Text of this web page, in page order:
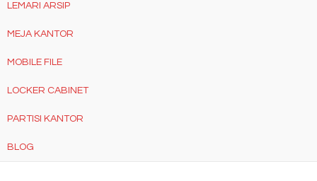
LEMARI ARSIP
MEJA KANTOR
MOBILE FILE
LOCKER CABINET
PARTISI KANTOR
BLOG